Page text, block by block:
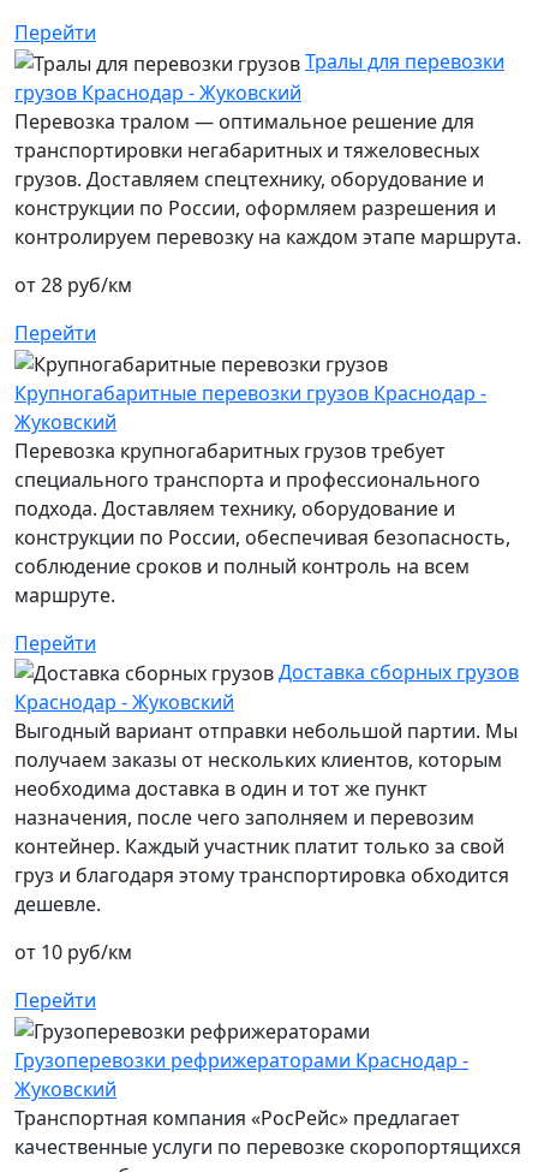
Перейти
Тралы для перевозки
грузов Краснодар - Жуковский
Перевозка тралом — оптимальное решение для
транспортировки негабаритных и тяжеловесных
грузов. Доставляем спецтехнику, оборудование и
конструкции по России, оформляем разрешения и
контролируем перевозку на каждом этапе маршрута.
от 28 руб/км
Перейти
Крупногабаритные перевозки грузов Краснодар -
Жуковский
Перевозка крупногабаритных грузов требует
специального транспорта и профессионального
подхода. Доставляем технику, оборудование и
конструкции по России, обеспечивая безопасность,
соблюдение сроков и полный контроль на всем
маршруте.
Перейти
Доставка сборных грузов
Краснодар - Жуковский
Выгодный вариант отправки небольшой партии. Мы
получаем заказы от нескольких клиентов, которым
необходима доставка в один и тот же пункт
назначения, после чего заполняем и перевозим
контейнер. Каждый участник платит только за свой
груз и благодаря этому транспортировка обходится
дешевле.
от 10 руб/км
Перейти
Грузоперевозки рефрижераторами Краснодар -
Жуковский
Транспортная компания «РосРейс» предлагает
качественные услуги по перевозке скоропортящихся